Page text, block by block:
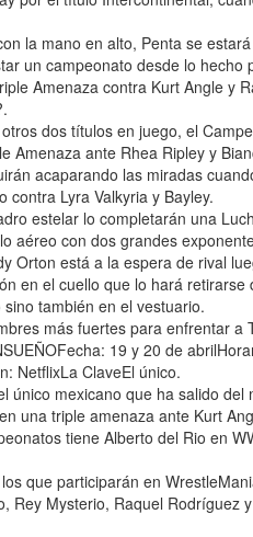
la mano en alto, Penta se
un campeonato desde lo
Amenaza contra Kurt Angle y
dos títulos en juego, el
Amenaza ante Rhea Ripley y
acaparando las miradas
contra Lyra Valkyria y Bayley.
estelar lo completarán una
aéreo con dos grandes
Orton está a la espera de rival
en el cuello que lo hará
también en el vestuario.
más fuertes para enfrentar a
19 y 20 de
NetflixLa ClaveEl único.
único mexicano que ha salido
una triple amenaza ante Kurt
tiene Alberto del Rio en
que participarán en
Rey Mysterio, Raquel Rodríguez